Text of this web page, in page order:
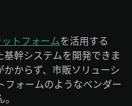
トフォームを活用する
幹システムを開発できま
からず、市販ソリューシ
フォームのようなベンダー